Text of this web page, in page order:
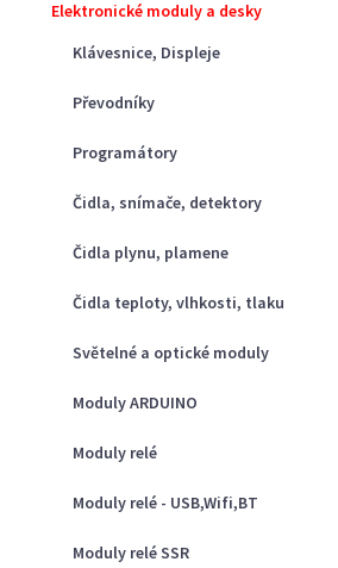
Elektronické moduly a desky
Klávesnice, Displeje
Převodníky
Programátory
Čidla, snímače, detektory
Čidla plynu, plamene
Čidla teploty, vlhkosti, tlaku
Světelné a optické moduly
Moduly ARDUINO
Moduly relé
Moduly relé - USB,Wifi,BT
Moduly relé SSR